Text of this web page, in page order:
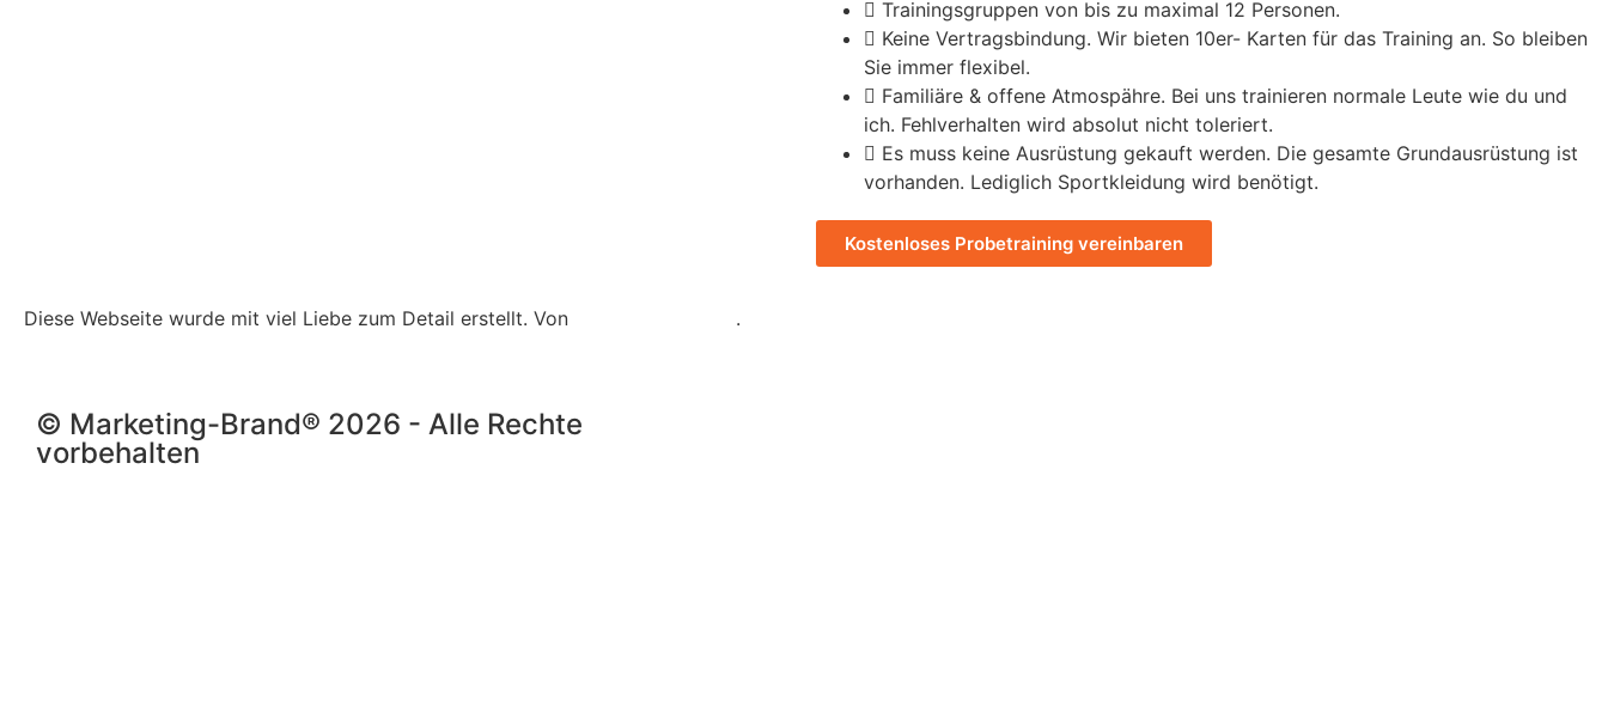
Trainingsgruppen von bis zu maximal 12 Personen.
Keine Vertragsbindung. Wir bieten 10er- Karten für das Training an. So bleiben
Sie immer flexibel.
Familiäre & offene Atmospähre. Bei uns trainieren normale Leute wie du und
ich. Fehlverhalten wird absolut nicht toleriert.
Es muss keine Ausrüstung gekauft werden. Die gesamte Grundausrüstung ist
vorhanden. Lediglich Sportkleidung wird benötigt.
Kostenloses Probetraining vereinbaren
Diese Webseite wurde mit viel Liebe zum Detail erstellt. Von .
© Marketing-Brand® 2026 - Alle Rechte
vorbehalten